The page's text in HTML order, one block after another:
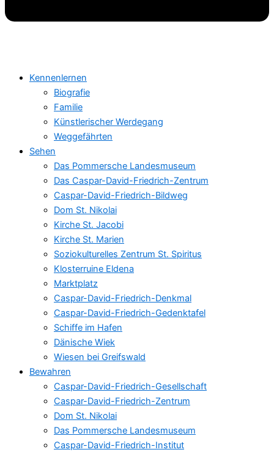
Kennenlernen
Biografie
Familie
Künstlerischer Werdegang
Weggefährten
Sehen
Das Pommersche Landesmuseum
Das Caspar-David-Friedrich-Zentrum
Caspar-David-Friedrich-Bildweg
Dom St. Nikolai
Kirche St. Jacobi
Kirche St. Marien
Soziokulturelles Zentrum St. Spiritus
Klosterruine Eldena
Marktplatz
Caspar-David-Friedrich-Denkmal
Caspar-David-Friedrich-Gedenktafel
Schiffe im Hafen
Dänische Wiek
Wiesen bei Greifswald
Bewahren
Caspar-David-Friedrich-Gesellschaft
Caspar-David-Friedrich-Zentrum
Dom St. Nikolai
Das Pommersche Landesmuseum
Caspar-David-Friedrich-Institut